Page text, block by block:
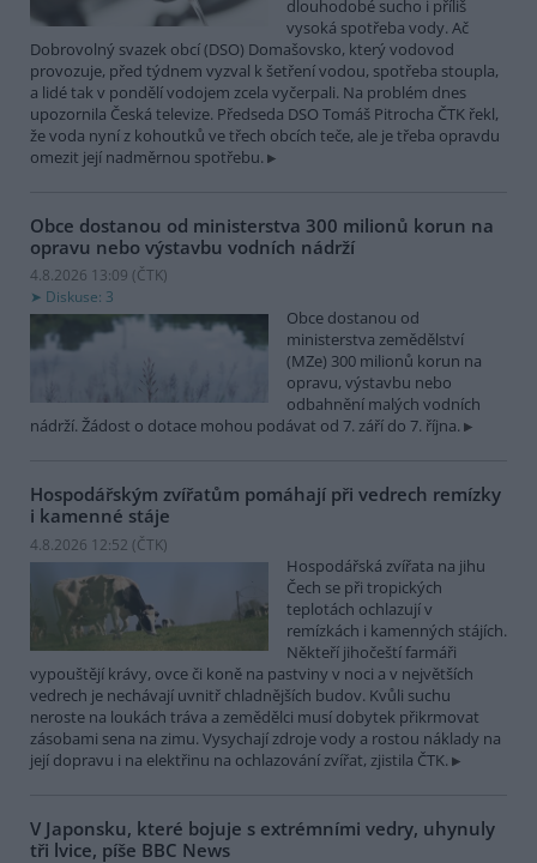
dlouhodobé sucho i příliš
vysoká spotřeba vody. Ač
Dobrovolný svazek obcí (DSO) Domašovsko, který vodovod
provozuje, před týdnem vyzval k šetření vodou, spotřeba stoupla,
a lidé tak v pondělí vodojem zcela vyčerpali. Na problém dnes
upozornila Česká televize. Předseda DSO Tomáš Pitrocha ČTK řekl,
že voda nyní z kohoutků ve třech obcích teče, ale je třeba opravdu
omezit její nadměrnou spotřebu.
Obce dostanou od ministerstva 300 milionů korun na
opravu nebo výstavbu vodních nádrží
4.8.2026 13:09 (ČTK)
Diskuse: 3
Obce dostanou od
ministerstva zemědělství
(MZe) 300 milionů korun na
opravu, výstavbu nebo
odbahnění malých vodních
nádrží. Žádost o dotace mohou podávat od 7. září do 7. října.
Hospodářským zvířatům pomáhají při vedrech remízky
i kamenné stáje
4.8.2026 12:52 (ČTK)
Hospodářská zvířata na jihu
Čech se při tropických
teplotách ochlazují v
remízkách i kamenných stájích.
Někteří jihočeští farmáři
vypouštějí krávy, ovce či koně na pastviny v noci a v největších
vedrech je nechávají uvnitř chladnějších budov. Kvůli suchu
neroste na loukách tráva a zemědělci musí dobytek přikrmovat
zásobami sena na zimu. Vysychají zdroje vody a rostou náklady na
její dopravu i na elektřinu na ochlazování zvířat, zjistila ČTK.
V Japonsku, které bojuje s extrémními vedry, uhynuly
tři lvice, píše BBC News